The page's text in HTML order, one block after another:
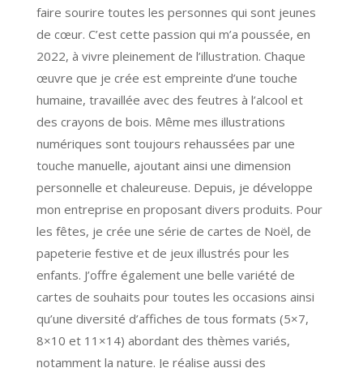
faire sourire toutes les personnes qui sont jeunes
de cœur. C’est cette passion qui m’a poussée, en
2022, à vivre pleinement de l’illustration. Chaque
œuvre que je crée est empreinte d’une touche
humaine, travaillée avec des feutres à l’alcool et
des crayons de bois. Même mes illustrations
numériques sont toujours rehaussées par une
touche manuelle, ajoutant ainsi une dimension
personnelle et chaleureuse. Depuis, je développe
mon entreprise en proposant divers produits. Pour
les fêtes, je crée une série de cartes de Noël, de
papeterie festive et de jeux illustrés pour les
enfants. J’offre également une belle variété de
cartes de souhaits pour toutes les occasions ainsi
qu’une diversité d’affiches de tous formats (5×7,
8×10 et 11×14) abordant des thèmes variés,
notamment la nature. Je réalise aussi des